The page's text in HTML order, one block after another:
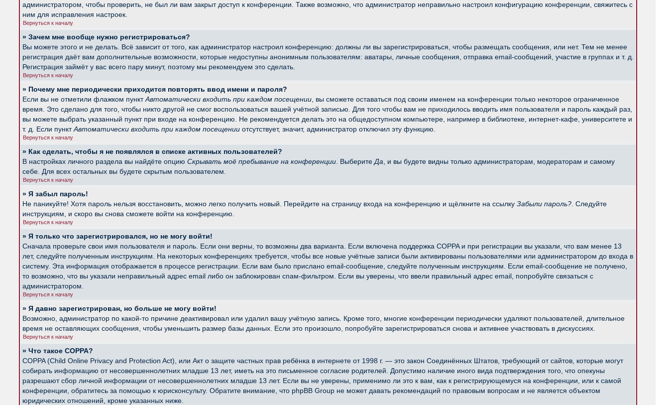
администратором, чтобы проверить, не был ли вам закрыт доступ к конференции. Также возможно, что администратор неправильно настроил конфигурацию конференции, свяжитесь с
ним для исправления настроек.
Вернуться к началу
» Зачем мне вообще нужно регистрироваться?
Вы можете этого и не делать. Всё зависит от того, как администратор настроил конференцию: должны ли вы зарегистрироваться, чтобы размещать сообщения, или нет. Тем не менее
регистрация даёт вам дополнительные возможности, которые недоступны анонимным пользователям: аватары, личные сообщения, отправка email-сообщений, участие в группах и т. д.
Регистрация займёт у вас всего пару минут, поэтому мы рекомендуем это сделать.
Вернуться к началу
» Почему мне периодически приходится повторять ввод имени и пароля?
Если вы не отметили флажком пунктАвтоматически входить при каждом посещении , вы сможете оставаться под своим именем на конференции только некоторое ограниченное
время. Это сделано для того, чтобы никто другой не смог воспользоваться вашей учётной записью. Для того чтобы вам не приходилось вводить имя пользователя и пароль каждый раз,
вы можете выбрать указанный пункт при входе на конференцию. Не рекомендуется делать это на общедоступном компьютере, например в библиотеке, интернет-кафе, университете и
т. д. Если пунктАвтоматически входить при каждом посещении отсутствует, значит, администратор отключил эту функцию.
Вернуться к началу
» Как сделать, чтобы я не появлялся в списке активных пользователей?
В настройках личного раздела вы найдёте опцию Скрывать моё пребывание на конференции . Выберите Да , и вы будете видны только администраторам, модераторам и самому
себе. Для всех остальных вы будете скрытым пользователем.
Вернуться к началу
» Я забыл пароль!
Не паникуйте! Хотя пароль нельзя восстановить, можно легко получить новый. Перейдите на страницу входа на конференцию и щёлкните на ссылку Забыли пароль? . Следуйте
инструкциям, и скоро вы снова сможете войти на конференцию.
Вернуться к началу
» Я только что зарегистрировался, но не могу войти!
Сначала проверьте свои имя пользователя и пароль. Если они верны, то возможны два варианта. Если включена поддержка COPPA и при регистрации вы указали, что вам менее 13
лет, следуйте полученным инструкциям. На некоторых конференциях требуется, чтобы все новые учётные записи были активированы пользователями или администратором до входа в
систему. Эта информация отображается в процессе регистрации. Если вам было прислано email-сообщение, следуйте полученным инструкциям. Если email-сообщение не получено,
то возможно, что вы указали неправильный адрес email либо он заблокирован спам-фильтром. Если вы уверены, что ввели правильный адрес email, попробуйте связаться с
администратором.
Вернуться к началу
» Я давно зарегистрирован, но больше не могу войти!
Возможно, администратор по какой-то причине деактивировал или удалил вашу учётную запись. Кроме того, многие конференции периодически удаляют пользователей, длительное
время не оставляющих сообщения, чтобы уменьшить размер базы данных. Если это произошло, попробуйте зарегистрироваться снова и активнее участвовать в дискуссиях.
Вернуться к началу
» Что такое COPPA?
COPPA (Child Online Privacy and Protection Act), или Акт о защите частных прав ребёнка в интернете от 1998 г. — это закон Соединённых Штатов, требующий от сайтов, которые могут
собирать информацию от несовершеннолетних младше 13 лет, иметь на это письменное согласие родителей. Допустимо наличие иного вида подтверждения того, что опекуны
разрешают сбор личной информации от несовершеннолетних младше 13 лет. Если вы не уверены, применимо ли это к вам, как к регистрирующемуся на конференции, или к самой
конференции, обратитесь за помощью к юрисконсульту. Обратите внимание, что phpBB Group не может давать рекомендаций по правовым вопросам и не является объектом
юридических отношений, кроме указанных ниже.